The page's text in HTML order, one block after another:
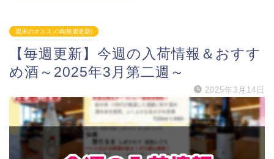
週末のオススメ酒(毎週更新)
【毎週更新】今週の入荷情報＆おすす
め酒～2025年3月第二週～
2025年3月14日